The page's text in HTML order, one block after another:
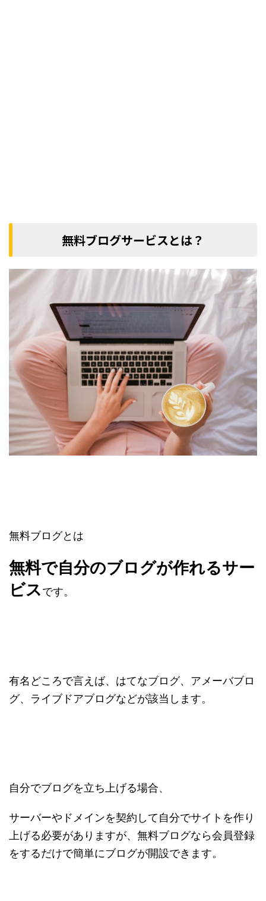
無料ブログサービスとは？
無料ブログとは
無料で自分のブログが作れるサー
ビスです。
有名どころで言えば、はてなブログ、アメーバブロ
グ、ライブドアブログなどが該当します。
自分でブログを立ち上げる場合、
サーバーやドメインを契約して自分でサイトを作り
上げる必要がありますが、無料ブログなら会員登録
をするだけで簡単にブログが開設できます。